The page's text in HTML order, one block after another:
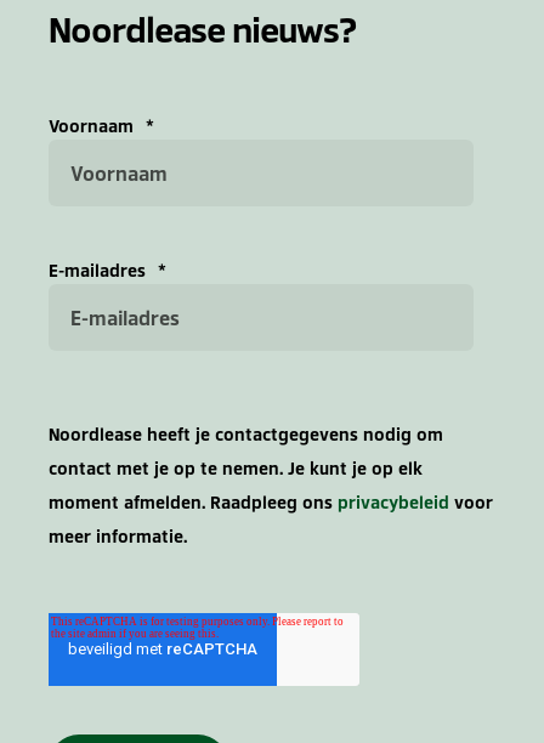
Noordlease nieuws?
Voornaam *
E-mailadres *
Noordlease heeft je contactgegevens nodig om
contact met je op te nemen. Je kunt je op elk
moment afmelden. Raadpleeg ons privacybeleid voor
meer informatie.